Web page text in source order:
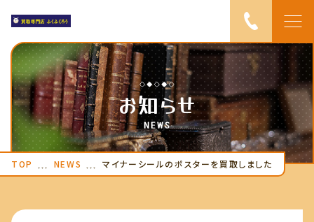
TOP
ピックアップ
ふくふくろうにつ
いて
お知らせ
NEWS
TOP NEWS マイナーシールのポスターを買取しました